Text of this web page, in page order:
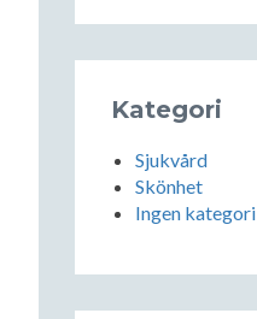
Kategori
Sjukvård
Skönhet
Ingen kategori